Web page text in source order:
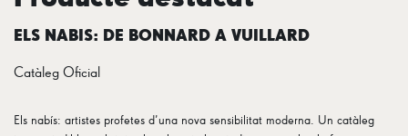
ELS NABIS: DE BONNARD A VUILLARD
Catàleg Oficial
Els nabís: artistes profetes d’una nova sensibilitat moderna. Un catàleg